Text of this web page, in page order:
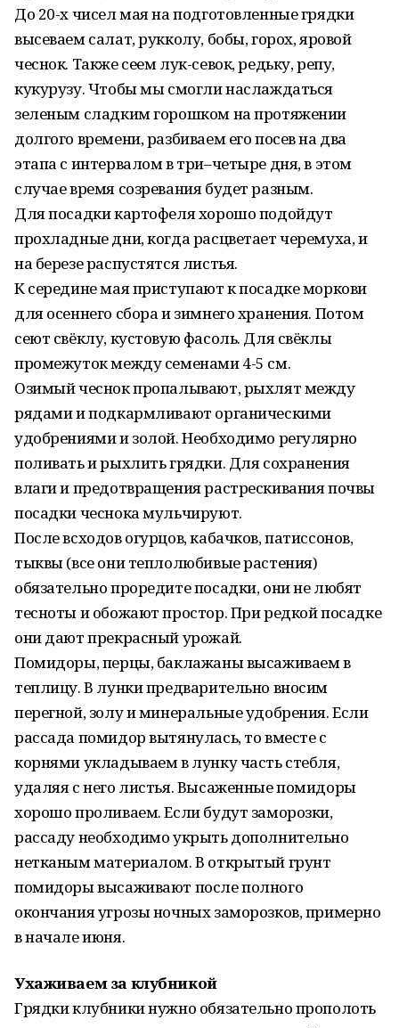
До 20-х чисел мая на подготовленные грядки
высеваем салат, рукколу, бобы, горох, яровой
чеснок. Также сеем лук-севок, редьку, репу,
кукурузу. Чтобы мы смогли наслаждаться
зеленым сладким горошком на протяжении
долгого времени, разбиваем его посев на два
этапа с интервалом в три–четыре дня, в этом
случае время созревания будет разным.
Для посадки картофеля хорошо подойдут
прохладные дни, когда расцветает черемуха, и
на березе распустятся листья.
К середине мая приступают к посадке моркови
для осеннего сбора и зимнего хранения. Потом
сеют свёклу, кустовую фасоль. Для свёклы
промежуток между семенами 4-5 см.
Озимый чеснок пропалывают, рыхлят между
рядами и подкармливают органическими
удобрениями и золой. Необходимо регулярно
поливать и рыхлить грядки. Для сохранения
влаги и предотвращения растрескивания почвы
посадки чеснока мульчируют.
После всходов огурцов, кабачков, патиссонов,
тыквы (все они теплолюбивые растения)
обязательно проредите посадки, они не любят
тесноты и обожают простор. При редкой посадке
они дают прекрасный урожай.
Помидоры, перцы, баклажаны высаживаем в
теплицу. В лунки предварительно вносим
перегной, золу и минеральные удобрения. Если
рассада помидор вытянулась, то вместе с
корнями укладываем в лунку часть стебля,
удаляя с него листья. Высаженные помидоры
хорошо проливаем. Если будут заморозки,
рассаду необходимо укрыть дополнительно
нетканым материалом. В открытый грунт
помидоры высаживают после полного
окончания угрозы ночных заморозков, примерно
в начале июня.
Ухаживаем за клубникой
Грядки клубники нужно обязательно прополоть